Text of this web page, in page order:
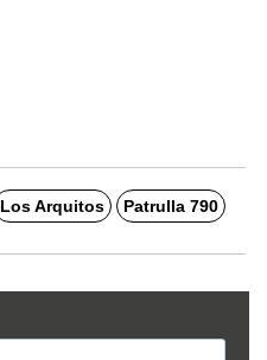
Los Arquitos Patrulla 790